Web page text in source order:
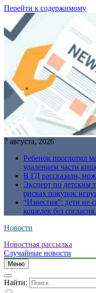
Перейти к содержимому
7 августа, 2026
Ребенок проглотил
удалением части
В ГД рассказали,
Эксперт по детским
рисках покупок
“Известия”: дети не
кошелек без
Новости
Новостная рассылка
Случайные новости
Меню
Найти: